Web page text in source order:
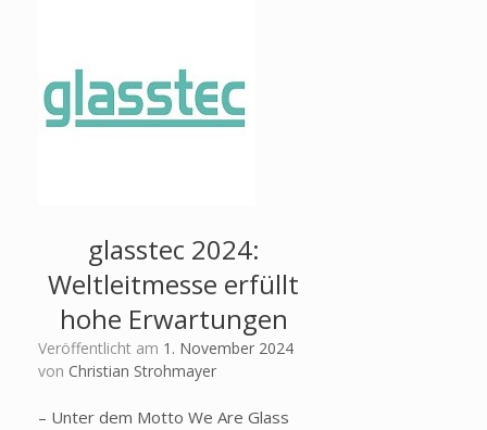
glasstec 2024:
Weltleitmesse erfüllt
hohe Erwartungen
Veröffentlicht am 1. November 2024
von Christian Strohmayer
– Unter dem Motto We Are Glass